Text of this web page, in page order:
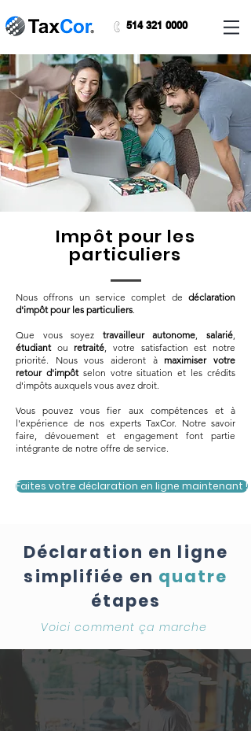
514 321 0000
Impôt pour les
particuliers
Nous offrons un service complet de déclaration
d'impôt pour les particuliers.
Que vous soyez travailleur autonome,salarié,
étudiantou retraité, votre satisfaction est notre
priorité. Nous vous aideront à maximiser votre
retour d'impôtselon votre situation et les crédits
d'impôts auxquels vous avez droit.
Vous pouvez vous fier aux compétences et à
l'expérience de nos experts TaxCor. Notre savoir
faire, dévouement et engagement font partie
intégrante de notre offre de service.
Faites votre déclaration en ligne maintenant !
Déclaration en ligne
simplifiée en quatre
étapes
Voici comment ça marche